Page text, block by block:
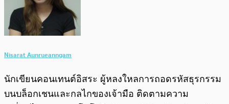
Nisarat Aunrueanngam
นักเขียนคอนเทนต์อิสระ ผู้หลงใหลการถอดรหัสธุรกรรม
บนบล็อกเชนและกลไกของเจ้ามือ ติดตามความ